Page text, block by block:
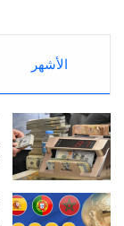
الأشهر